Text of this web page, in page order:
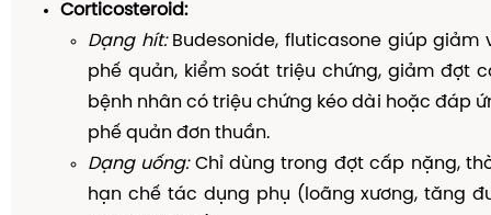
Corticosteroid:
Dạng hít:Budesonide, fluticasone giúp giảm
phế quản, kiểm soát triệu chứng, giảm đợt
bệnh nhân có triệu chứng kéo dài hoặc đáp
phế quản đơn thuần.
Dạng uống:Chỉ dùng trong đợt cấp nặng,
hạn chế tác dụng phụ (loãng xương, tăng